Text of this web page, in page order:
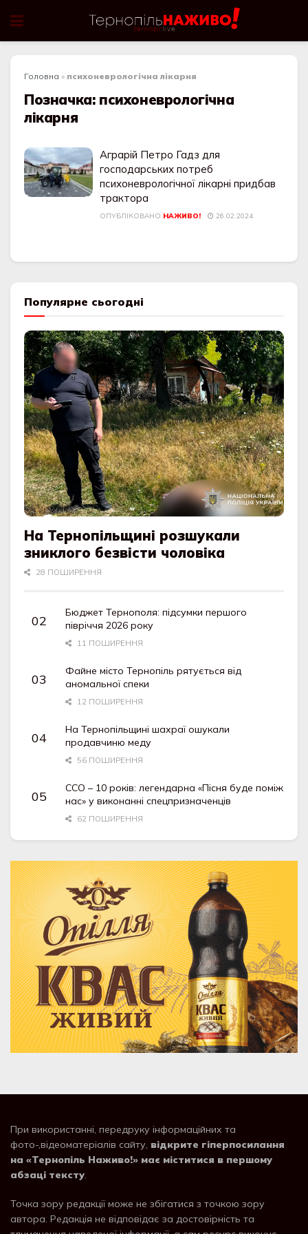
Головна » психоневрологічна лікарня
Позначка: психоневрологічна
лікарня
Аграрій Петро Гадз для
господарських потреб
психоневрологічної лікарні придбав
трактора
ОПУБЛІКОВАНО НАЖИВО! 26.02.2024
Популярне сьогодні
На Тернопільщині розшукали
зниклого безвісти чоловіка
28 ПОШИРЕННЯ
Бюджет Тернополя: підсумки першого
півріччя 2026 року
11 ПОШИРЕННЯ
Файне місто Тернопіль рятується від
аномальної спеки
12 ПОШИРЕННЯ
На Тернопільщині шахраї ошукали
продавчиню меду
56 ПОШИРЕННЯ
ССО – 10 років: легендарна «Пісня буде поміж
нас» у виконанні спецпризначенців
62 ПОШИРЕННЯ
При використанні, передруку інформаційних та
фото-,відеоматеріалів сайту, відкрите гіперпосилання
на «Тернопіль Наживо!» має міститися в першому
абзаці тексту.
Точка зору редакції може не збігатися з точкою зору
автора. Редакція не відповідає за достовірність та